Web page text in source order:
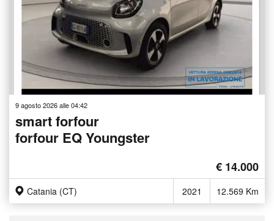
9 agosto 2026 alle 04:42
smart forfour
forfour EQ Youngster
€ 14.000
Catania (CT) 2021 12.569 Km